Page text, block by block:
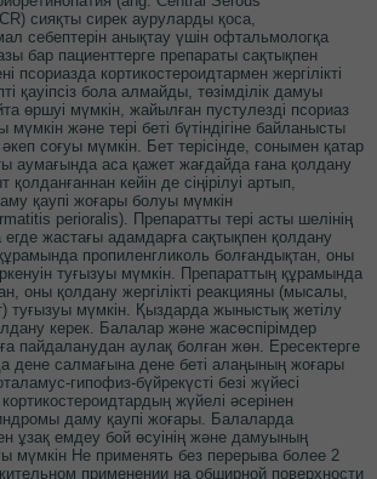
сияқты сирек ауруларды қоса,
себептерін анықтау үшін офтальмологқа
бар пациенттерге препараты сақтықпен
псориазда кортикостероидтармен жергілікті
қауіпсіз бола алмайды, төзімділік дамуы
өршуі мүмкін, жайылған пустулезді псориаз
және тері беті бүтіндігіне байланысты
соғуы мүмкін. Бет терісінде, сонымен қатар
аумағында аса қажет жағдайда ғана қолдану
қолданғаннан кейін де сіңірілуі артып,
қаупі жоғары болуы мүмкін
perioralis). Препаратты тері асты шелінің
жастағы адамдарға сақтықпен қолдану
пропиленгликоль болғандықтан, оны
туғызуы мүмкін. Препараттың құрамында
оны қолдану жергілікті реакцияны (мысалы,
туғызуы мүмкін. Қыздарда жыныстық жетілу
керек. Балалар және жасөспірімдер
пайдаланудан аулақ болған жөн. Ересектерге
дене салмағына дене беті алаңының жоғары
гипофиз-бүйрекүсті безі жүйесі
жүйелі әсерінен
даму қаупі жоғары. Балаларда
ұзақ емдеу бой өсуінің және дамуының
мүмкін Не применять без перерыва более 2
применении на обширной поверхности